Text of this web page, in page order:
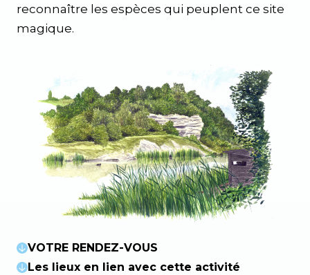
reconnaître les espèces qui peuplent ce site
magique.
VOTRE RENDEZ-VOUS
Les lieux en lien avec cette activité